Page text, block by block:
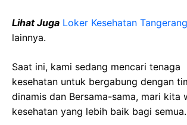
Lihat Juga Loker Kesehatan Tangerang
lainnya.
Saat ini, kami sedang mencari tenaga
kesehatan untuk bergabung dengan
dinamis dan Bersama-sama, mari kita
kesehatan yang lebih baik bagi semua.